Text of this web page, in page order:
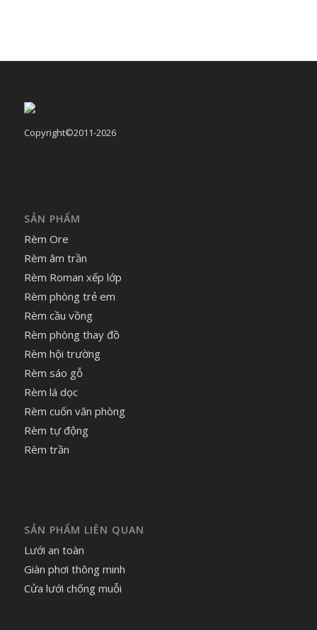
Copyright©2011-2026
SẢN PHẨM
Rèm Ore
Rèm âm trần
Rèm Roman xếp lớp
Rèm phòng trẻ em
Rèm cầu vồng
Rèm phòng thay đồ
Rèm hội trường
Rèm sáo gỗ
Rèm lá dọc
Rèm cuốn văn phòng
Rèm tự động
Rèm trần
SẢN PHẨM LIÊN QUAN
Lưới an toàn
Giàn phơi thông minh
Cửa lưới chống muỗi